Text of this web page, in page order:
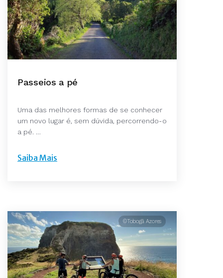
Passeios a pé
Uma das melhores formas de se conhecer
um novo lugar é, sem dúvida, percorrendo-o
a pé. …
Saiba Mais
©Tobogã Azores